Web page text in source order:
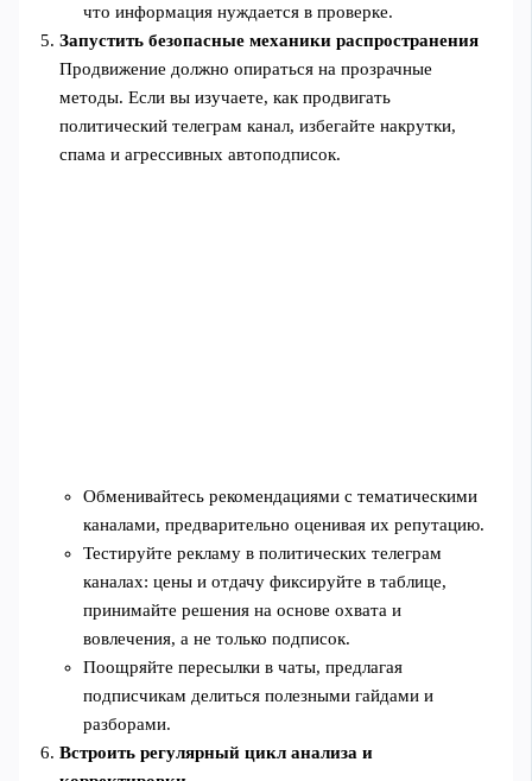
что информация нуждается в проверке.
Запустить безопасные механики распространения
Продвижение должно опираться на прозрачные
методы. Если вы изучаете, как продвигать
политический телеграм канал, избегайте накрутки,
спама и агрессивных автоподписок.
Обменивайтесь рекомендациями с тематическими
каналами, предварительно оценивая их репутацию.
Тестируйте рекламу в политических телеграм
каналах: цены и отдачу фиксируйте в таблице,
принимайте решения на основе охвата и
вовлечения, а не только подписок.
Поощряйте пересылки в чаты, предлагая
подписчикам делиться полезными гайдами и
разборами.
Встроить регулярный цикл анализа и